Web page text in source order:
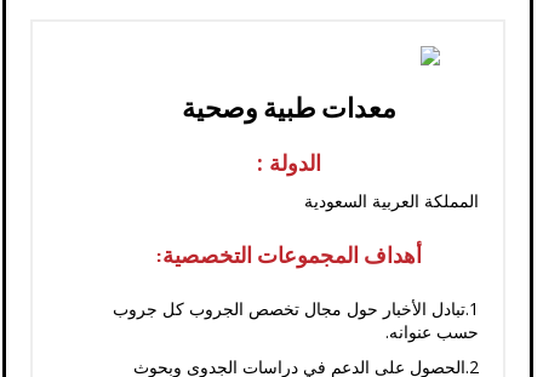
معدات طبية وصحية
الدولة :
المملكة العربية السعودية
أهداف المجموعات التخصصية:
1.تبادل الأخبار حول مجال تخصص الجروب كل جروب
حسب عنوانه.
2.الحصول على الدعم في دراسات الجدوى وبحوث